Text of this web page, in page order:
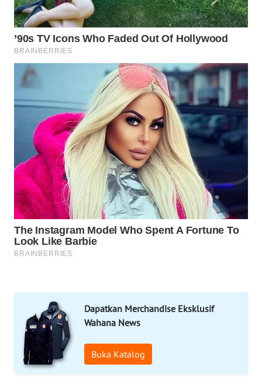
Dapatkan Merchandise Eksklusif
Wahana News
Buka Katalog
PERSONA
WAHANA
OTOMOTIF
WAHANA
HEALTH
WAHANA
DESA
WISATA
LAPAK
WAHANA
Wahana
Network
MASYARAKAT
KELISTRIKAN
WALINKI
ID